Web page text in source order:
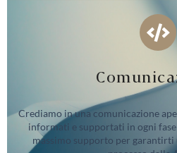
Crediamo in una comunicazione
informati e supportati in ogni
massimo supporto per garantirti